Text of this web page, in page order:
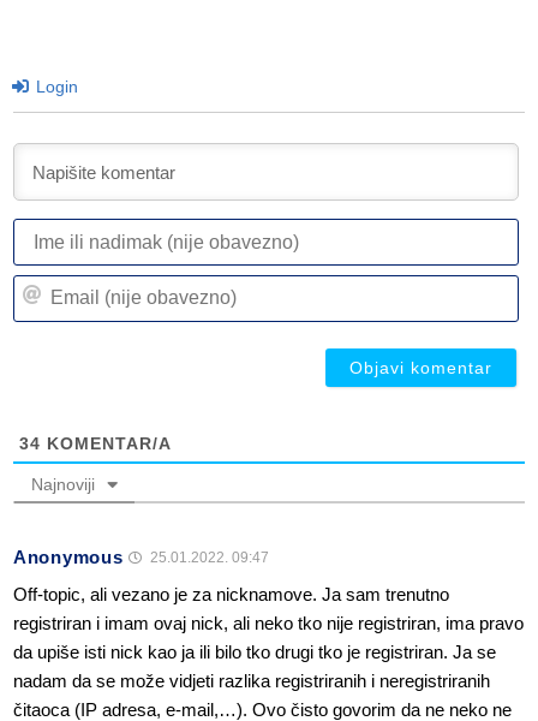
Login
34 KOMENTAR/A
Najnoviji
Anonymous 25.01.2022. 09:47
Off-topic, ali vezano je za nicknamove. Ja sam trenutno
registriran i imam ovaj nick, ali neko tko nije registriran, ima pravo
da upiše isti nick kao ja ili bilo tko drugi tko je registriran. Ja se
nadam da se može vidjeti razlika registriranih i neregistriranih
čitaoca (IP adresa, e-mail,…). Ovo čisto govorim da ne neko ne